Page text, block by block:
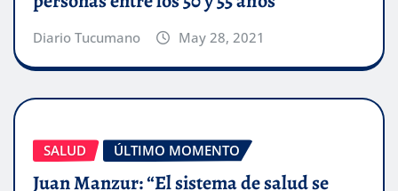
Diario Tucumano May 28, 2021
SALUD ÚLTIMO MOMENTO
Juan Manzur: “El sistema de salud se